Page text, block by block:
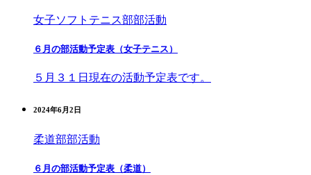
女子ソフトテニス部部活動
６月の部活動予定表（女子テニス）
５月３１日現在の活動予定表です。
2024年6月2日
柔道部部活動
６月の部活動予定表（柔道）